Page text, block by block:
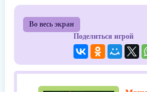
Во весь экран
Поделиться игрой